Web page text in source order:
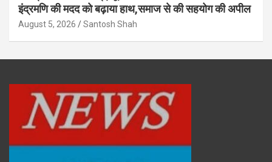
इंद्रमणि की मदद को बढ़ाया हाथ,समाज से की सहयोग की अपील
August 5, 2026 Santosh Shah